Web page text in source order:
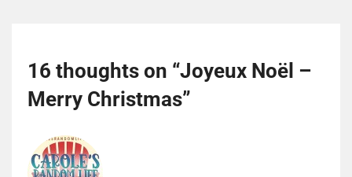
16 thoughts on “Joyeux Noël –
Merry Christmas”